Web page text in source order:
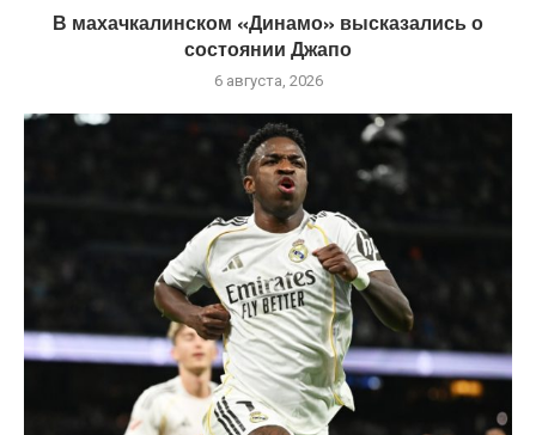
В махачкалинском «Динамо» высказались о
состоянии Джапо
6 августа, 2026